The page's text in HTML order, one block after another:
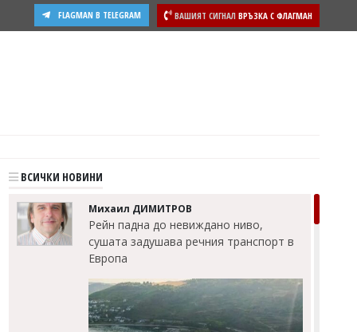
ВАШИЯТ СИГНАЛ ВРЪЗКА С ФЛАГМАН
FLAGMAN В TELEGRAM
ВСИЧКИ НОВИНИ
Михаил ДИМИТРОВ
Рейн падна до невиждано ниво,
сушата задушава речния транспорт в
Европа